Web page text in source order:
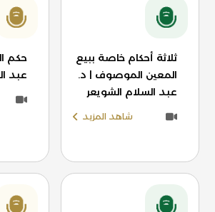
ثلاثة أحكام خاصة ببيع
المعين الموصوف | د.
عبد السلام الشويعر
شاهد المزيد
حكم
عبد